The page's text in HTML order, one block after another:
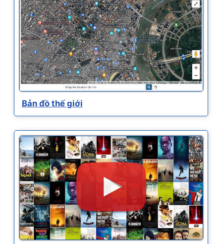
Bản đồ thế giới